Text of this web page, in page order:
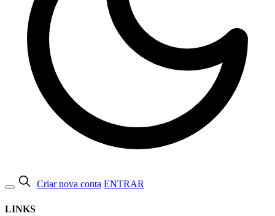
Criar nova conta ENTRAR
LINKS